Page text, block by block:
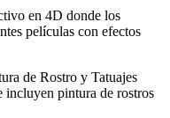
en 4D donde los
películas con efectos
de Rostro y Tatuajes
incluyen pintura de rostros